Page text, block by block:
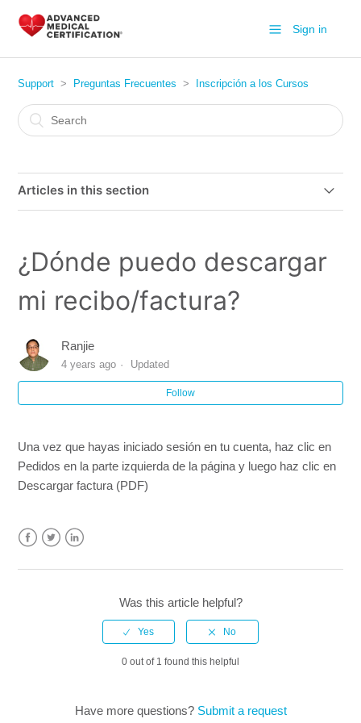
Sign in
Support Preguntas Frecuentes Inscripción a los Cursos
Articles in this section
¿Qué es "CPR Bundle"?
¿Dónde puedo descargar mi recibo/factura?
¿Puedo registrarme o registrarme usando facebook?
¿Puedo registrarme con mi cuenta de Google?
¿Durante cuánto tiempo es válida mi Certificación?
completar el curso?
¿Mi certificación será aceptada por mi empleador?
¿Dónde puedo descargar
mi recibo/factura?
Ranjie
4 years ago Updated
Follow
Una vez que hayas iniciado sesión en tu cuenta, haz clic en
Pedidos en la parte izquierda de la página y luego haz clic en
Descargar factura (PDF)
Was this article helpful?
0 out of 1 found this helpful
Have more questions? Submit a request